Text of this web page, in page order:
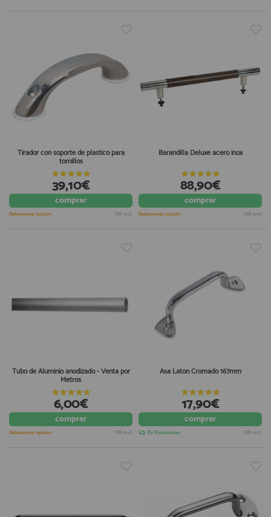
Tirador con soporte de plastico para
tornillos
39,10€
comprar
Seleccionar opción IVA incl.
Barandilla Deluxe acero inox
88,90€
comprar
Seleccionar opción IVA incl.
Tubo de Aluminio anodizado - Venta por
Metros
6,00€
comprar
Seleccionar opción IVA incl.
Asa Latón Cromado 167mm
17,90€
comprar
En Existencias IVA incl.